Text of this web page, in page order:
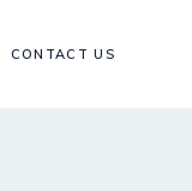
CONTACT US